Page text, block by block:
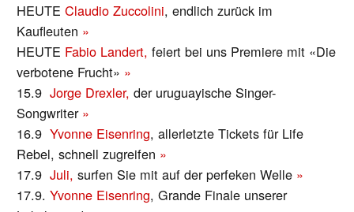
HEUTEClaudio Zuccolini, endlich zurück im
Kaufleuten »
HEUTE Fabio Landert, feiert bei uns Premiere mit «Die
verbotene Frucht» »
15.9Jorge Drexler, der uruguayische Singer-
Songwriter »
16.9Yvonne Eisenring, allerletzte Tickets für Life
Rebel, schnell zugreifen »
17.9Juli, surfen Sie mit auf der perfeken Welle »
17.9.Yvonne Eisenring, Grande Finale unserer